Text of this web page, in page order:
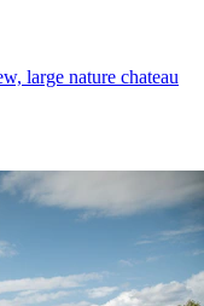
large nature chateau